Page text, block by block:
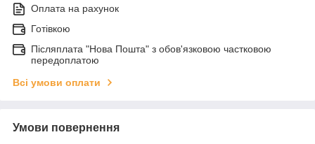
Оплата на рахунок
Готівкою
Післяплата "Нова Пошта" з обов'язковою частковою
передоплатою
Всі умови оплати
Умови повернення